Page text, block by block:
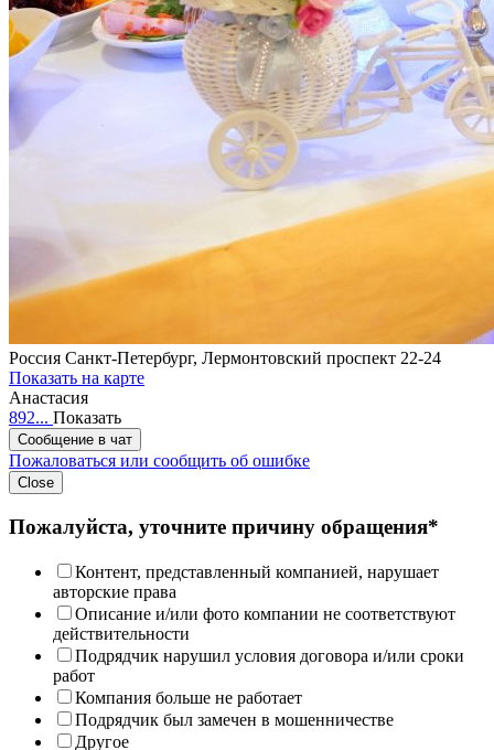
Россия Санкт-Петербург, Лермонтовский проспект 22-24
Показать на карте
Анастасия
892... Показать
Сообщение в чат
Пожаловаться или сообщить об ошибке
Close
Пожалуйста, уточните причину обращения*
Контент, представленный компанией, нарушает
авторские права
Описание и/или фото компании не соответствуют
действительности
Подрядчик нарушил условия договора и/или сроки
работ
Компания больше не работает
Подрядчик был замечен в мошенничестве
Другое